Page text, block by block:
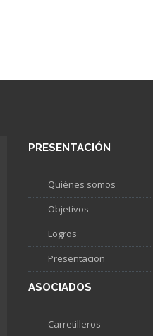
PRESENTACIÓN
Quiénes somos
Objetivos
Logros
Presentacion
ASOCIADOS
Carretilleros